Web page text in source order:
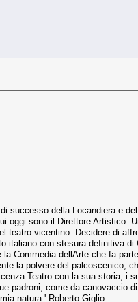
della Locandiera e
oggi sono il Direttore Artistico.
teatro vicentino. Decidere di
con stesura definitiva di
Commedia dellArte che fa
la polvere del palcoscenico,
Teatro con la sua storia, i
padroni, come da canovaccio
natura.' Roberto Giglio